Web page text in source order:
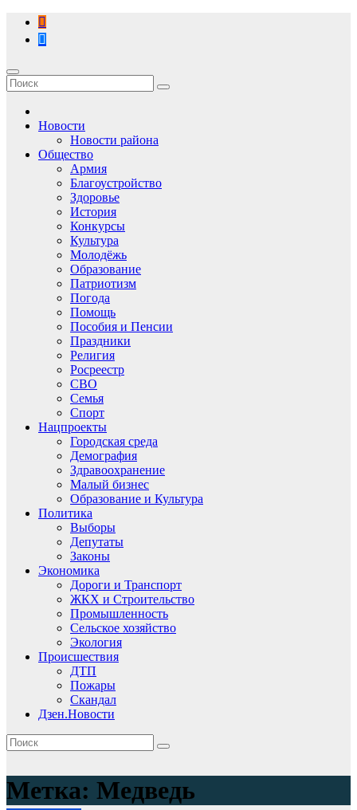
Перейти
содержимому
Новости
Новости района
Общество
Армия
Благоустройство
Здоровье
История
Конкурсы
Культура
Молодёжь
Образование
Патриотизм
Погода
Помощь
Пособия и Пенсии
Праздники
Религия
Росреестр
СВО
Семья
Спорт
Нацпроекты
Городская среда
Демография
Здравоохранение
Малый бизнес
Образование и Культура
Политика
Выборы
Депутаты
Законы
Экономика
Дороги и Транспорт
ЖКХ и Строительство
Промышленность
Сельское хозяйство
Экология
Происшествия
ДТП
Пожары
Скандал
Дзен.Новости
Метка: Медведь